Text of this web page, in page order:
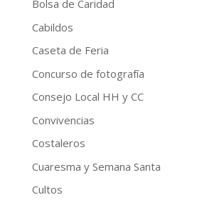
Bolsa de Caridad
Cabildos
Caseta de Feria
Concurso de fotografía
Consejo Local HH y CC
Convivencias
Costaleros
Cuaresma y Semana Santa
Cultos